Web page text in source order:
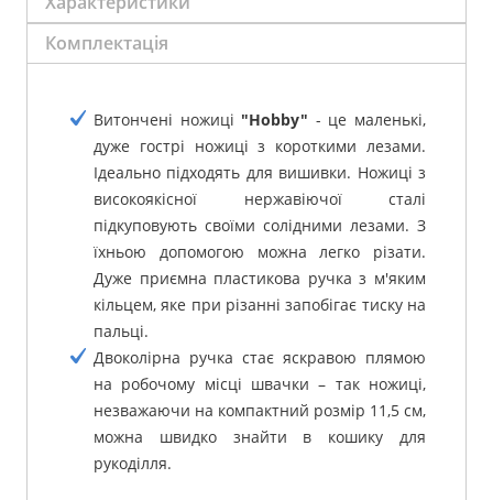
Комплектація
Витончені ножиці "Hobby" - це маленькі,
дуже гострі ножиці з короткими лезами.
Ідеально підходять для вишивки. Ножиці з
високоякісної нержавіючої сталі
підкуповують своїми солідними лезами. З
їхньою допомогою можна легко різати.
Дуже приємна пластикова ручка з м'яким
кільцем, яке при різанні запобігає тиску на
пальці.
Двоколірна ручка стає яскравою плямою
на робочому місці швачки – так ножиці,
незважаючи на компактний розмір 11,5 см,
можна швидко знайти в кошику для
рукоділля.